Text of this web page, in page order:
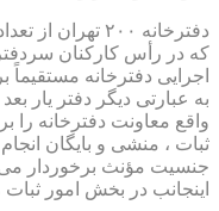
دفترخانه ۲۰۰
که در رأس کارکنان
اجرایی دفترخانه مستقیماً
به عبارتی دیگر دفتر یار
واقع معاونت دفترخانه را
ثبات ، منشی و بایگان
جنسیت مؤنث برخوردار
اینجانب در بخش امور